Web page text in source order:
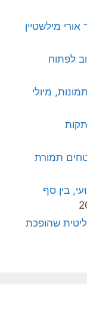
מילשטיין
לפתוח
מיולי
תמורת
בין סף
שהופכת